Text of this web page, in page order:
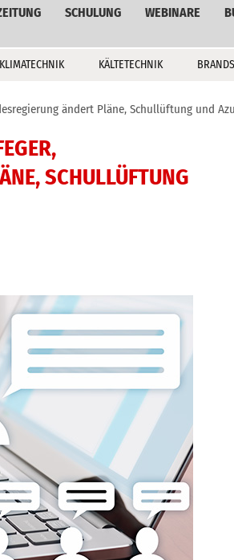
SCHULUNG WEBINARE
KLIMATECHNIK KÄLTETECHNIK
ändert Pläne, Schullüftung und
SCHULLÜFTUNG